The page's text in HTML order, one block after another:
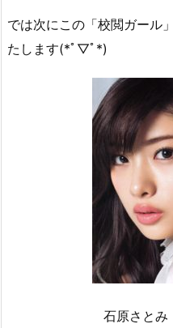
では次にこの「校閲ガール
たします(*ﾟ▽ﾟ*)
石原さとみ